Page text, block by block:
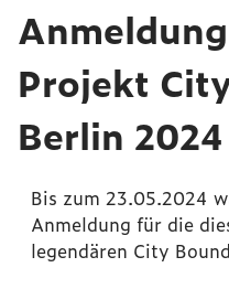
Projekt
Berlin 2024
Bis zum 23.05.2024
Anmeldung für die
legendären City